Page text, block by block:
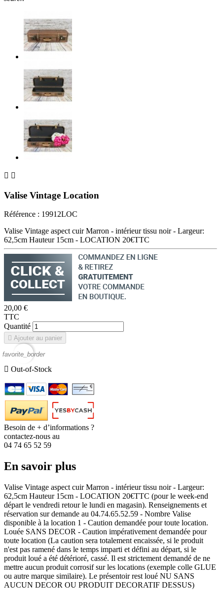
 
Valise Vintage Location
Référence : 19912LOC
Valise Vintage aspect cuir Marron - intérieur tissu noir - Largeur:
62,5cm Hauteur 15cm - LOCATION 20€TTC
20,00 €
TTC
Quantité
 Ajouter au panier
favorite_border
 Out-of-Stock
Besoin de + d’informations ?
contactez-nous au
04 74 65 52 59
En savoir plus
Valise Vintage aspect cuir Marron - intérieur tissu noir - Largeur:
62,5cm Hauteur 15cm - LOCATION 20€TTC (pour le week-end
départ le vendredi retour le lundi en magasin). Renseignements et
réservation sur demande au 04.74.65.52.59 - Nombre Valise
disponible à la location 1 - Caution demandée pour toute location.
Louée SANS DECOR - Caution impérativement demandée pour
toute location (La caution sera totalement encaissée, si le produit
n'est pas ramené dans le temps imparti et défini au départ, si le
produit loué a été détérioré, cassé. Il est strictement demandé de ne
mettre aucun produit corrosif sur les locations (exemple colle GLUE
ou autre marque similaire). Le présentoir rest loué NU SANS
AUCUN DECOR OU PRODUIT DECORATIF DESSUS)